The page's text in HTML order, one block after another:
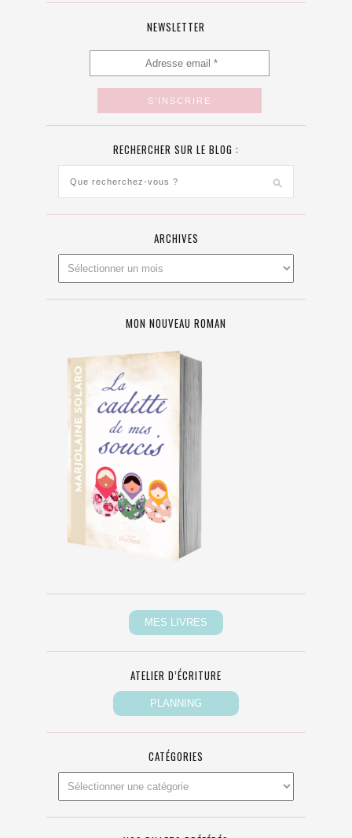
NEWSLETTER
RECHERCHER SUR LE BLOG :
ARCHIVES
MON NOUVEAU ROMAN
ATELIER D’ÉCRITURE
CATÉGORIES